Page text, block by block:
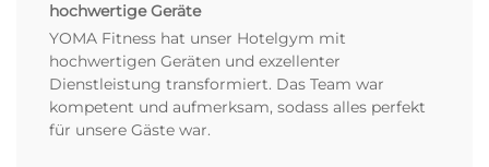
hochwertige Geräte
YOMA Fitness hat unser Hotelgym mit
hochwertigen Geräten und exzellenter
Dienstleistung transformiert. Das Team war
kompetent und aufmerksam, sodass alles perfekt
für unsere Gäste war.